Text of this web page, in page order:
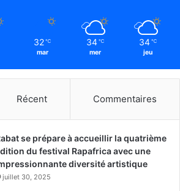
32 ℃
mar
34 ℃
mer
34 ℃
jeu
Récent Commentaires
se prépare à accueillir la quatrième
du festival Rapafrica avec une
diversité artistique
juillet 30, 2025